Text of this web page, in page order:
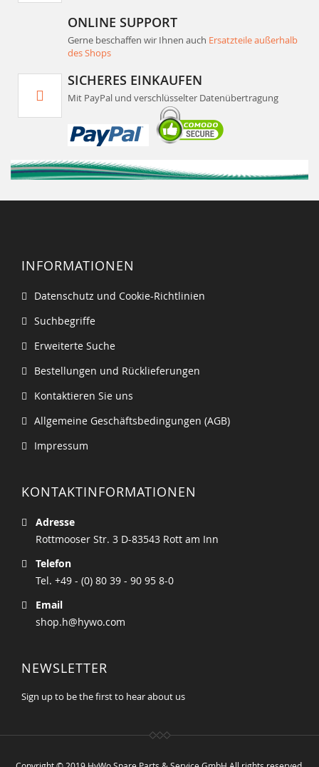
ONLINE SUPPORT
Gerne beschaffen wir Ihnen auch Ersatzteile außerhalb
des Shops
SICHERES EINKAUFEN
Mit PayPal und verschlüsselter Datenübertragung
INFORMATIONEN
Datenschutz und Cookie-Richtlinien
Suchbegriffe
Erweiterte Suche
Bestellungen und Rücklieferungen
Kontaktieren Sie uns
Allgemeine Geschäftsbedingungen (AGB)
Impressum
KONTAKTINFORMATIONEN
Adresse
Rottmooser Str. 3 D-83543 Rott am Inn
Telefon
Tel. +49 - (0) 80 39 - 90 95 8-0
Email
shop.h@hywo.com
NEWSLETTER
Sign up to be the first to hear about us